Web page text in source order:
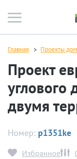
Главная Проекты
Проект
углового
двумя
Номер: p1351ke
Избранное